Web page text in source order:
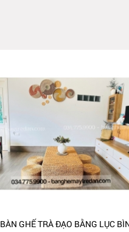
BÀN GHẾ TRÀ ĐẠO BẰNG LỤC